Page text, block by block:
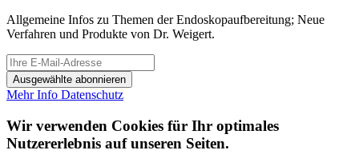
Allgemeine Infos zu Themen der Endoskopaufbereitung; Neue
Verfahren und Produkte von Dr. Weigert.
Ausgewählte abonnieren
Mehr Info Datenschutz
Wir verwenden Cookies für Ihr optimales
Nutzererlebnis auf unseren Seiten.